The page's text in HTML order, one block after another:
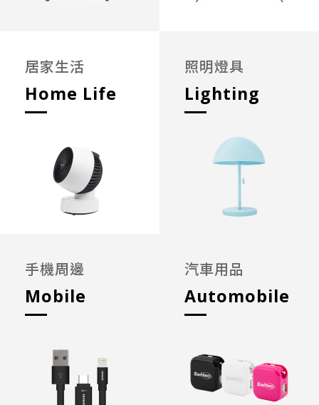
居家生活
Home Life
照明燈具
Lighting
手機周邊
Mobile
汽車用品
Automobile